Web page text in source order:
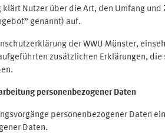
Nutzer über die Art, den Umfang
genannt) auf.
der WWU Münster,
zusätzlichen Erklärungen,
personenbezogener Daten
personenbezogener Daten
Daten.